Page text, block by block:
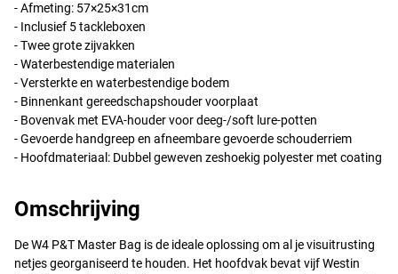
- Afmeting: 57×25×31cm
- Inclusief 5 tackleboxen
- Twee grote zijvakken
- Waterbestendige materialen
- Versterkte en waterbestendige bodem
- Binnenkant gereedschapshouder voorplaat
- Bovenvak met EVA-houder voor deeg-/soft lure-potten
- Gevoerde handgreep en afneembare gevoerde schouderriem
- Hoofdmateriaal: Dubbel geweven zeshoekig polyester met coating
Omschrijving
De W4 P&T Master Bag is de ideale oplossing om al je visuitrusting
netjes georganiseerd te houden. Het hoofdvak bevat vijf Westin